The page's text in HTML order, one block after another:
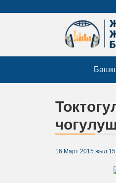
16 Март 2015 жыл